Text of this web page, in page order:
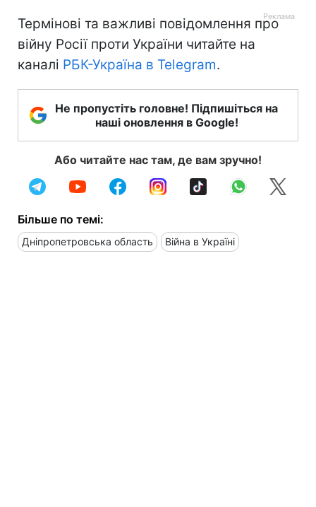
Термінові та важливі повідомлення про
війну Росії проти України читайте на
каналі РБК-Україна в Telegram.
Не пропустіть головне! Підпишіться на
наші оновлення в Google!
Або читайте нас там, де вам зручно!
Більше по темі:
Дніпропетровська область Війна в Україні